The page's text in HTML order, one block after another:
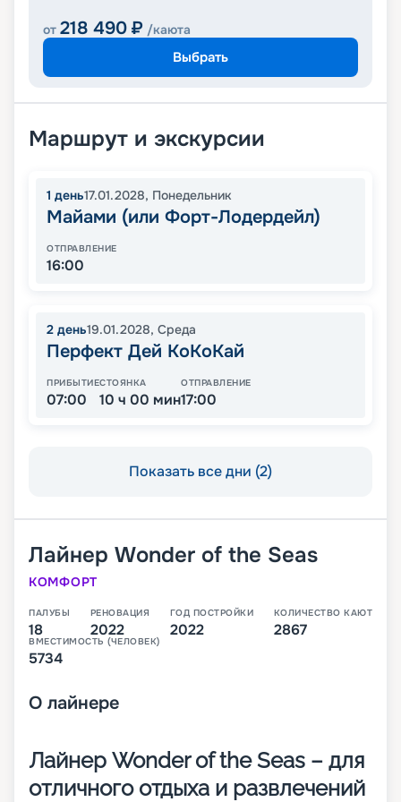
от 218 490 ₽ /каюта
Выбрать
Маршрут и экскурсии
1 день17.01.2028, Понедельник
Майами (или Форт-Лодердейл)
ОТПРАВЛЕНИЕ
16:00
2 день19.01.2028, Среда
Перфект Дей КоКоКай
ПРИБЫТИЕ
07:00
СТОЯНКА
10 ч 00 мин
ОТПРАВЛЕНИЕ
17:00
Показать все дни (2)
Лайнер Wonder of the Seas
КОМФОРТ
ПАЛУБЫ
18
РЕНОВАЦИЯ
2022
ГОД ПОСТРОЙКИ
2022
КОЛИЧЕСТВО КАЮТ
2867
ВМЕСТИМОСТЬ (ЧЕЛОВЕК)
5734
О лайнере
Лайнер Wonder of the Seas – для
отличного отдыха и развлечений